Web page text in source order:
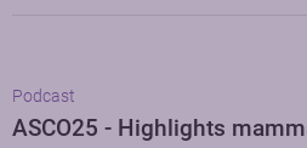
Podcast
ASCO25 - Highlights